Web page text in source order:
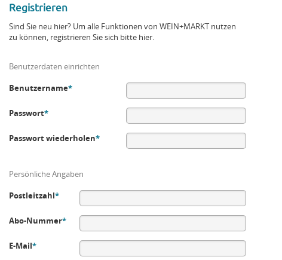
Registrieren
Sind Sie neu hier? Um alle Funktionen von WEIN+MARKT nutzen
zu können, registrieren Sie sich bitte hier.
Benutzerdaten einrichten
Benutzername*
Passwort*
Passwort wiederholen*
Persönliche Angaben
Postleitzahl*
Abo-Nummer*
E-Mail*